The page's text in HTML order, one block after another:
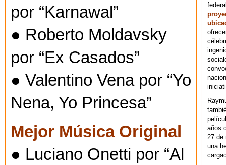
por “Karnawal”
● Roberto Moldavsky
por “Ex Casados”
● Valentino Vena por “Yo
Nena, Yo Princesa”
Mejor Música Original
● Luciano Onetti por “Al
años
27 de
una